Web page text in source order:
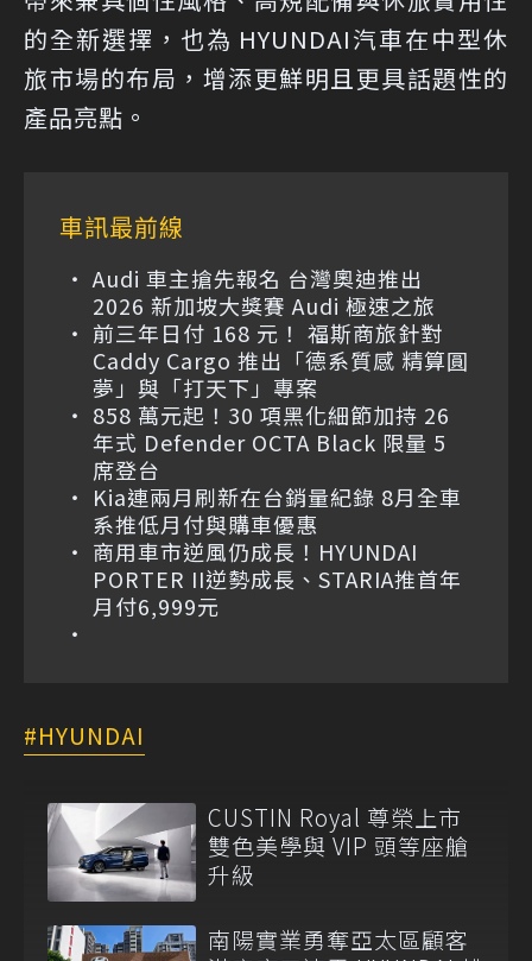
的全新選擇，也為 HYUNDAI汽車在中型休
旅市場的布局，增添更鮮明且更具話題性的
產品亮點。
車訊最前線
Audi 車主搶先報名 台灣奧迪推出
2026 新加坡大獎賽 Audi 極速之旅
前三年日付 168 元！ 福斯商旅針對
Caddy Cargo 推出「德系質感 精算圓
夢」與「打天下」專案
858 萬元起！30 項黑化細節加持 26
年式 Defender OCTA Black 限量 5
席登台
Kia連兩月刷新在台銷量紀錄 8月全車
系推低月付與購車優惠
商用車市逆風仍成長！HYUNDAI
PORTER II逆勢成長、STARIA推首年
月付6,999元
HYUNDAI
CUSTIN Royal 尊榮上市
雙色美學與 VIP 頭等座艙
升級
南陽實業勇奪亞太區顧客